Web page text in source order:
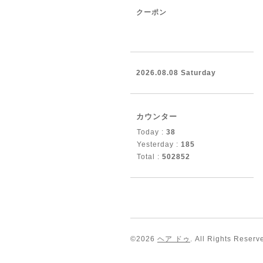
クーポン
2026.08.08 Saturday
カウンター
Today : 38
Yesterday : 185
Total : 502852
©2026 ヘア ドゥ . All Rights